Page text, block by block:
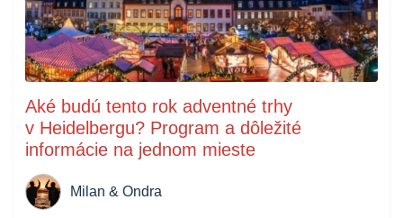
Aké budú tento rok adventné trhy
v Heidelbergu? Program a dôležité
informácie na jednom mieste
Milan & Ondra